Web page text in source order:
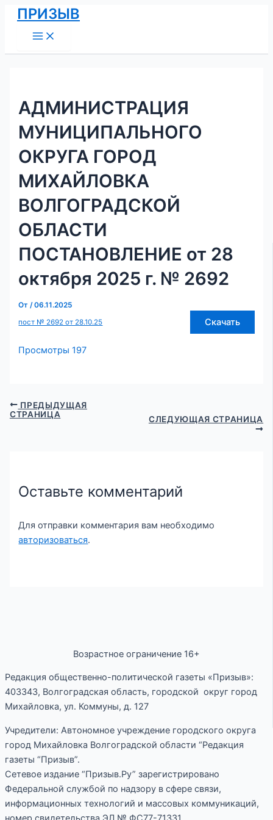
Перейти
содержимому
ПРИЗЫВ
Menu
АДМИНИСТРАЦИЯ
МУНИЦИПАЛЬНОГО
ОКРУГА ГОРОД
МИХАЙЛОВКА
ВОЛГОГРАДСКОЙ
ОБЛАСТИ
ПОСТАНОВЛЕНИЕ от 28
октября 2025 г. № 2692
От/06.11.2025
пост № 2692 от 28.10.25
Скачать
Просмотры 197
Навигация
по
записям
ПРЕДЫДУЩАЯ
СТРАНИЦА
СЛЕДУЮЩАЯ СТРАНИЦА
Оставьте комментарий
Для отправки комментария вам необходимо
авторизоваться.
Возрастное ограничение 16+
Редакция общественно-политической газеты «Призыв»:
403343, Волгоградская область, городской округ город
Михайловка, ул. Коммуны, д. 127
Учредители: Автономное учреждение городского округа
город Михайловка Волгоградской области “Редакция
газеты “Призыв”.
Сетевое издание “Призыв.Ру” зарегистрировано
Федеральной службой по надзору в сфере связи,
информационных технологий и массовых коммуникаций,